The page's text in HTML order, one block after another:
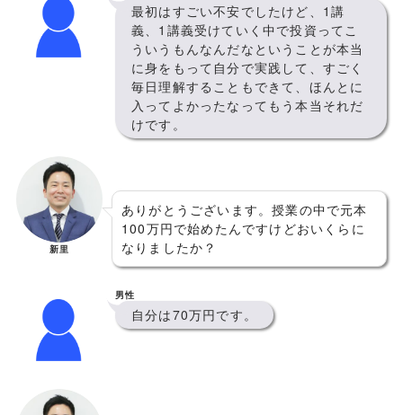
最初はすごい不安でしたけど、1講
義、1講義受けていく中で投資ってこ
ういうもんなんだなということが本当
に身をもって自分で実践して、すごく
毎日理解することもできて、ほんとに
入ってよかったなってもう本当それだ
けです。
新里
ありがとうございます。授業の中で元本
100万円で始めたんですけどおいくらに
なりましたか？
男性
自分は70万円です。